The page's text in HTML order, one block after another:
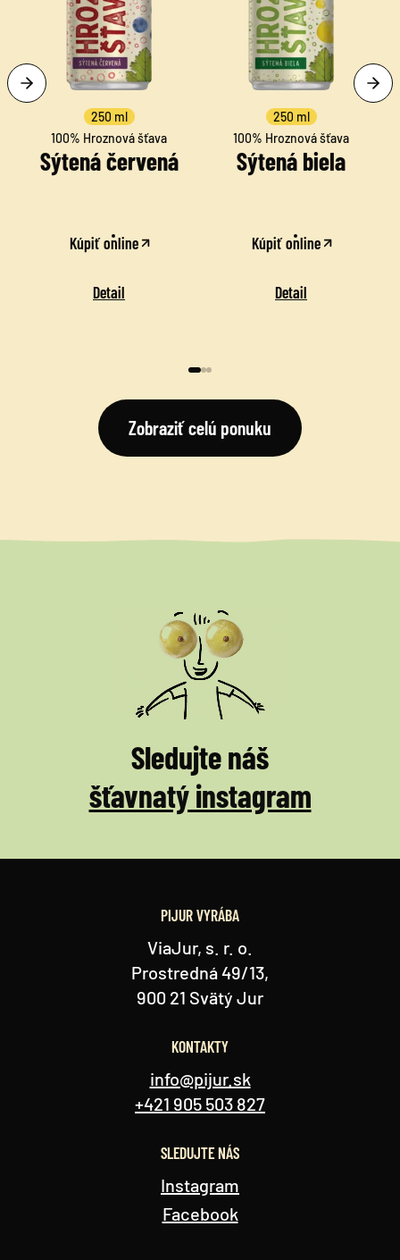
250 ml
100% Hroznová šťava
Sýtená červená
Kúpiť online
Detail
250 ml
100% Hroznová šťava
Sýtená biela
Kúpiť online
Detail
Zobraziť celú ponuku
Sledujte náš
šťavnatý instagram
PIJUR VYRÁBA
ViaJur, s. r. o.
Prostredná 49/13,
900 21 Svätý Jur
KONTAKTY
info@pijur.sk
+421 905 503 827
SLEDUJTE NÁS
Instagram
Facebook